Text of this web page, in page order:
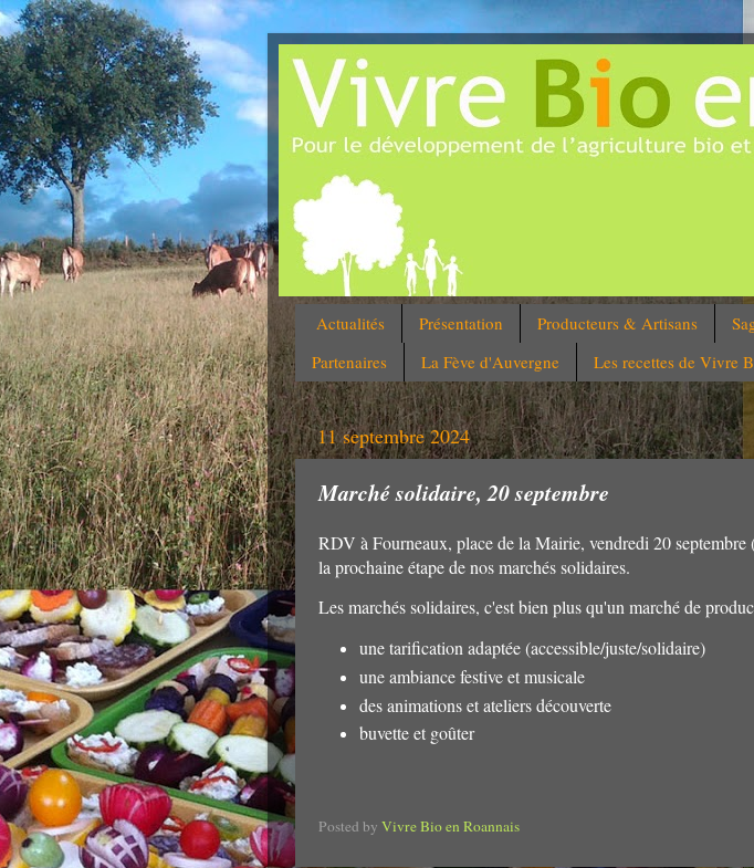
Actualités Présentation Producteurs & Artisans
Partenaires
La Fève d'Auvergne Les recettes de Vivre
11 septembre 2024
Marché solidaire, 20 septembre
RDV à Fourneaux, place de la Mairie, vendredi 20
la prochaine étape de nos marchés solidaires.
Les marchés solidaires, c'est bien plus qu'un marché de
une tarification adaptée (accessible/juste/solidaire)
une ambiance festive et musicale
des animations et ateliers découverte
buvette et goûter
Posted by Vivre Bio en Roannais